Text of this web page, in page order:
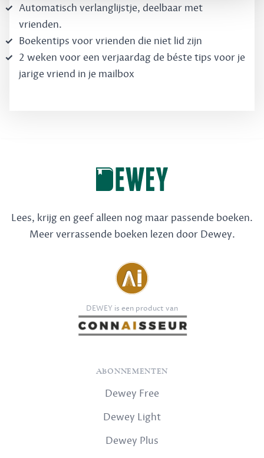
Automatisch verlanglijstje, deelbaar met
vrienden.
Boekentips voor vrienden die niet lid zijn
2 weken voor een verjaardag de béste tips voor je
jarige vriend in je mailbox
Lees, krijg en geef alleen nog maar passende boeken.
Meer verrassende boeken lezen door Dewey.
DEWEY is een product van
ABONNEMENTEN
Dewey Free
Dewey Light
Dewey Plus